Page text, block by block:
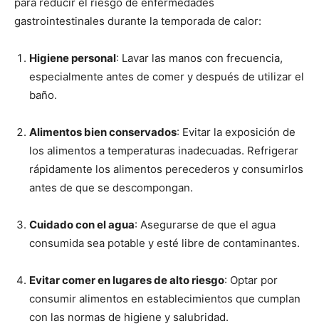
para reducir el riesgo de enfermedades
gastrointestinales durante la temporada de calor:
Higiene personal: Lavar las manos con frecuencia,
especialmente antes de comer y después de utilizar el
baño.
Alimentos bien conservados: Evitar la exposición de
los alimentos a temperaturas inadecuadas. Refrigerar
rápidamente los alimentos perecederos y consumirlos
antes de que se descompongan.
Cuidado con el agua: Asegurarse de que el agua
consumida sea potable y esté libre de contaminantes.
Evitar comer en lugares de alto riesgo: Optar por
consumir alimentos en establecimientos que cumplan
con las normas de higiene y salubridad.